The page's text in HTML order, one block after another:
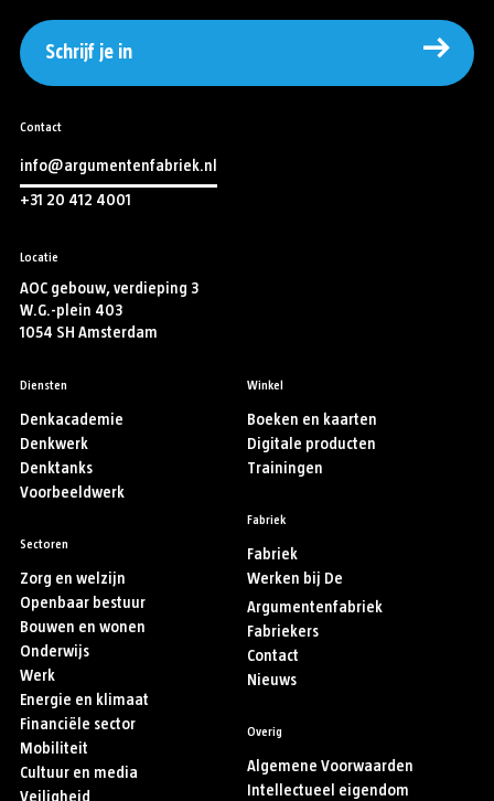
Schrijf je in
Contact
info@argumentenfabriek.nl
+31 20 412 4001
Locatie
AOC gebouw, verdieping 3
W.G.-plein 403
1054 SH Amsterdam
Diensten
Denkacademie
Denkwerk
Denktanks
Voorbeeldwerk
Sectoren
Zorg en welzijn
Openbaar bestuur
Bouwen en wonen
Onderwijs
Werk
Energie en klimaat
Financiële sector
Mobiliteit
Cultuur en media
Veiligheid
Winkel
Boeken en kaarten
Digitale producten
Trainingen
Fabriek
Fabriek
Werken bij De
Argumentenfabriek
Fabriekers
Contact
Nieuws
Overig
Algemene Voorwaarden
Intellectueel eigendom